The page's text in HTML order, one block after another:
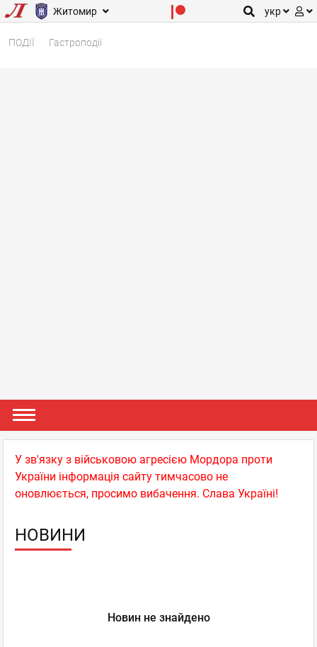
Житомир укр
ПОДІЇ Гастроподії
У зв'язку з військовою агресією Мордора проти
України інформація сайту тимчасово не
оновлюється, просимо вибачення. Слава Україні!
НОВИНИ
Новин не знайдено